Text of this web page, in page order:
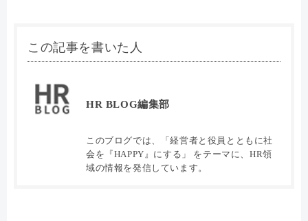
この記事を書いた人
HR BLOG編集部
このブログでは、「経営者と役員とともに社
会を『HAPPY』にする」 をテーマに、HR領
域の情報を発信しています。